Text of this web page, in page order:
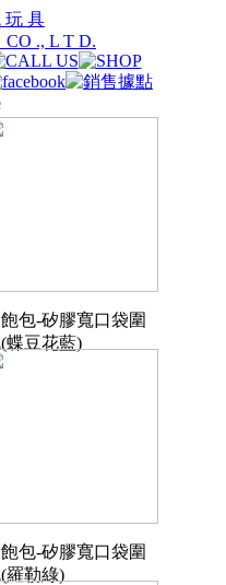
玩 具
., L T D.
包-矽膠寬口袋圍
蝶豆花藍)
包-矽膠寬口袋圍
羅勒綠)